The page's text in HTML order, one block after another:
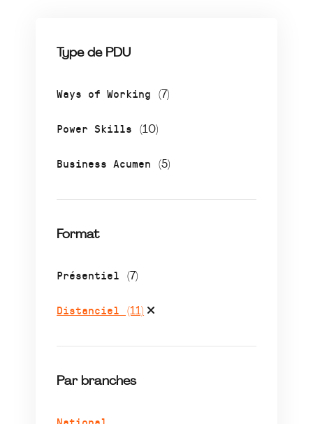
Type de PDU
Ways of Working (7)
Power Skills (10)
Business Acumen (5)
Format
Présentiel (7)
Distanciel (11)
Par branches